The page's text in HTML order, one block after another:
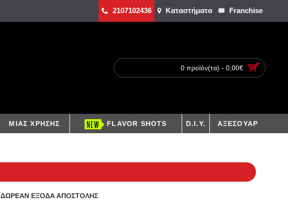
2107102436 Καταστήματα Franchise
0 προϊόν(τα) - 0,00€
ΜΙΑΣ ΧΡΗΣΗΣ FLAVOR SHOTS D.I.Y. ΑΞΕΣΟΥΑΡ
ΔΩΡΕΑΝ ΕΞΟΔΑ ΑΠΟΣΤΟΛΗΣ